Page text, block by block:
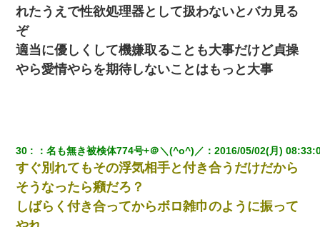
れたうえで性欲処理器として扱わないとバカ見る
ぞ
適当に優しくして機嫌取ることも大事だけど貞操
やら愛情やらを期待しないことはもっと大事
30 ：名も無き被検体774号+＠＼(^o^)／ ：2016/05/02(月)
すぐ別れてもその浮気相手と付き合うだけだから
そうなったら癪だろ？
しばらく付き合ってからボロ雑巾のように振って